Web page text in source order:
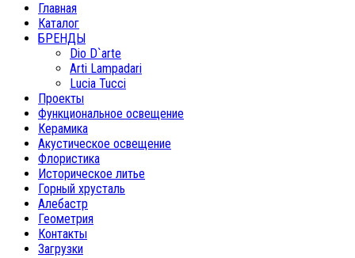
Главная
Каталог
БРЕНДЫ
Dio D`arte
Arti Lampadari
Lucia Tucci
Проекты
Функциональное освещение
Керамика
Акустическое освещение
Флористика
Историческое литье
Горный хрусталь
Алебастр
Геометрия
Контакты
Загрузки